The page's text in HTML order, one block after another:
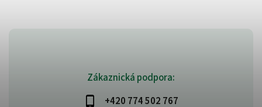
Zákaznická podpora:
+420 774 502 767